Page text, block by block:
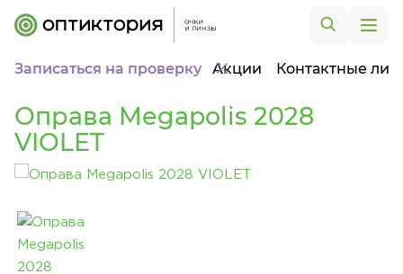
Записаться на проверку Акции Контактные
Оправа Megapolis 2028
VIOLET